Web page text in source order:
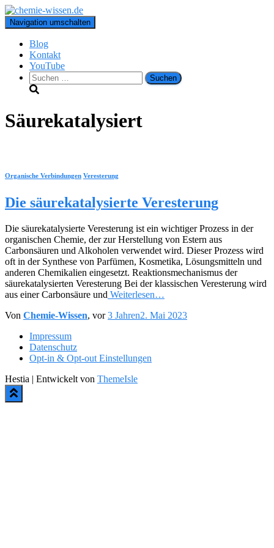
Navigation umschalten
Blog
Kontakt
YouTube
Suchen
nach:
Säurekatalysiert
Organische Verbindungen Veresterung
Die säurekatalysierte Veresterung
Die säurekatalysierte Veresterung ist ein wichtiger Prozess in der
organischen Chemie, der zur Herstellung von Estern aus
Carbonsäuren und Alkoholen verwendet wird. Dieser Prozess wird
oft in der Synthese von Parfümen, Kosmetika, Lösungsmitteln und
anderen Chemikalien eingesetzt. Reaktionsmechanismus der
säurekatalysierten Veresterung Bei der klassischen Veresterung wird
aus einer Carbonsäure und Weiterlesen…
Von Chemie-Wissen, vor3 Jahren2. Mai 2023
Impressum
Datenschutz
Opt-in & Opt-out Einstellungen
Hestia | Entwickelt von ThemeIsle